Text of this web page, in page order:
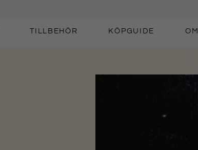
TILLBEHÖR KÖPGUIDE